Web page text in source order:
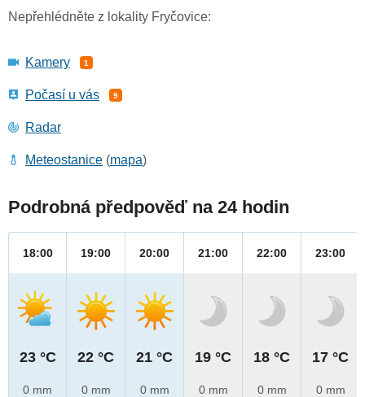
Nepřehlédněte z lokality Fryčovice:
Kamery 1
Počasí u vás 9
Radar
Meteostanice (mapa)
Podrobná předpověď na 24 hodin
18:00
23 °C
0 mm
19:00
22 °C
0 mm
20:00
21 °C
0 mm
21:00
19 °C
0 mm
22:00
18 °C
0 mm
23:00
17 °C
0 mm